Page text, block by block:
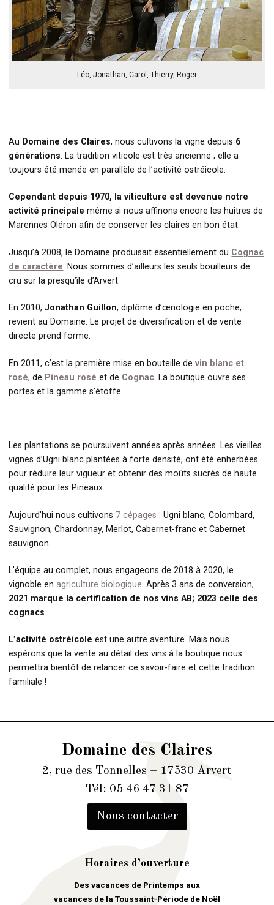
Léo, Jonathan, Carol, Thierry, Roger
Au Domaine des Claires, nous cultivons la vigne depuis 6
générations . La tradition viticole est très ancienne ; elle a
toujours été menée en parallèle de l’activité ostréicole.
Cependant depuis 1970, la viticulture est devenue notre
activité principale même si nous affinons encore les huîtres de
Marennes Oléron afin de conserver les claires en bon état.
Jusqu’à 2008, le Domaine produisait essentiellement du Cognac
de caractère . Nous sommes d’ailleurs les seuls bouilleurs de
cru sur la presqu’île d’Arvert.
En 2010,Jonathan Guillon, diplôme d’œnologie en poche,
revient au Domaine. Le projet de diversification et de vente
directe prend forme.
En 2011, c’est la première mise en bouteille devin blanc et
rosé, de Pineau rosé et de Cognac . La boutique ouvre ses
portes et la gamme s’étoffe.
Les plantations se poursuivent années après années. Les vieilles
vignes d’Ugni blanc plantées à forte densité, ont été enherbées
pour réduire leur vigueur et obtenir des moûts sucrés de haute
qualité pour les Pineaux.
Aujourd’hui nous cultivons 7 cépages : Ugni blanc, Colombard,
Sauvignon, Chardonnay, Merlot, Cabernet-franc et Cabernet
sauvignon.
L'équipe au complet, nous engageons de 2018 à 2020, le
vignoble enagriculture biologique . Après 3 ans de conversion,
2021 marque la certification de nos vins AB; 2023 celle des
cognacs
L’activité ostréicole est une autre aventure. Mais nous
espérons que la vente au détail des vins à la boutique nous
permettra bientôt de relancer ce savoir-faire et cette tradition
familiale !
Domaine des Claires
2, rue des Tonnelles – 17530 Arvert
Tél: 05 46 47 31 87
Nous contacter
Horaires d’ouverture
Des vacances de Printemps aux
vacances de la Toussaint-Période de Noël